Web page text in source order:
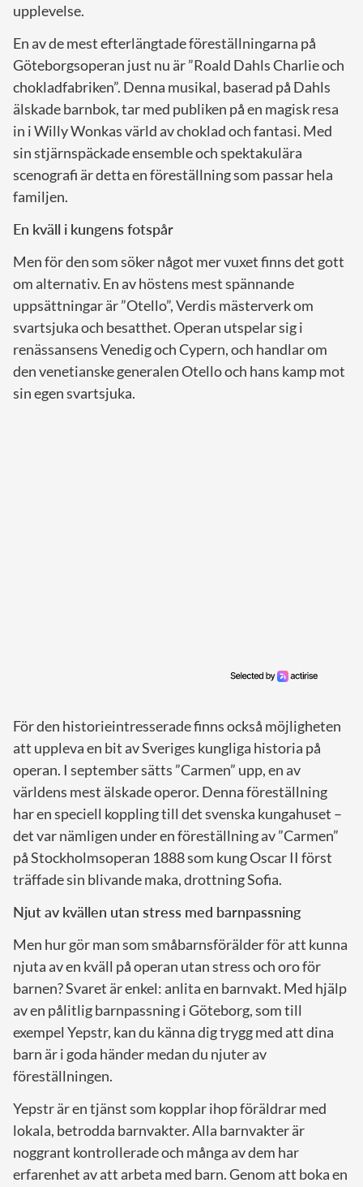
upplevelse.
En av de mest efterlängtade föreställningarna på
Göteborgsoperan just nu är ”Roald Dahls Charlie och
chokladfabriken”. Denna musikal, baserad på Dahls
älskade barnbok, tar med publiken på en magisk resa
in i Willy Wonkas värld av choklad och fantasi. Med
sin stjärnspäckade ensemble och spektakulära
scenografi är detta en föreställning som passar hela
familjen.
En kväll i kungens fotspår
Men för den som söker något mer vuxet finns det gott
om alternativ. En av höstens mest spännande
uppsättningar är ”Otello”, Verdis mästerverk om
svartsjuka och besatthet. Operan utspelar sig i
renässansens Venedig och Cypern, och handlar om
den venetianske generalen Otello och hans kamp mot
sin egen svartsjuka.
För den historieintresserade finns också möjligheten
att uppleva en bit av Sveriges kungliga historia på
operan. I september sätts ”Carmen” upp, en av
världens mest älskade operor. Denna föreställning
har en speciell koppling till det svenska kungahuset –
det var nämligen under en föreställning av ”Carmen”
på Stockholmsoperan 1888 som kung Oscar II först
träffade sin blivande maka, drottning Sofia.
Njut av kvällen utan stress med barnpassning
Men hur gör man som småbarnsförälder för att kunna
njuta av en kväll på operan utan stress och oro för
barnen? Svaret är enkel: anlita en barnvakt. Med hjälp
av en pålitlig barnpassning i Göteborg, som till
exempel Yepstr, kan du känna dig trygg med att dina
barn är i goda händer medan du njuter av
föreställningen.
Yepstr är en tjänst som kopplar ihop föräldrar med
lokala, betrodda barnvakter. Alla barnvakter är
noggrant kontrollerade och många av dem har
erfarenhet av att arbeta med barn. Genom att boka en